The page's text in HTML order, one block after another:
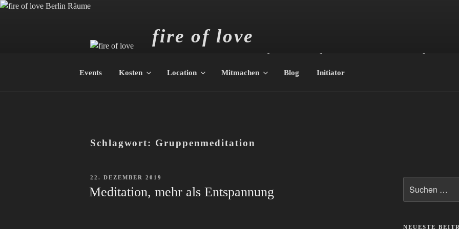
Zum
fire of love
Dein Zentrum im Nordosten Berlins, von Männern, für
Events Kosten Location Mitmachen Blog Initiator
Schlagwort: Gruppenmeditation
VERÖFFENTLICHT
22. DEZEMBER 2019
Meditation, mehr als Entspannung
nach:
NEUESTE